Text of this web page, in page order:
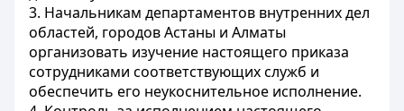
3. Начальникам департаментов внутренних дел
областей, городов Астаны и Алматы
организовать изучение настоящего приказа
сотрудниками соответствующих служб и
обеспечить его неукоснительное исполнение.